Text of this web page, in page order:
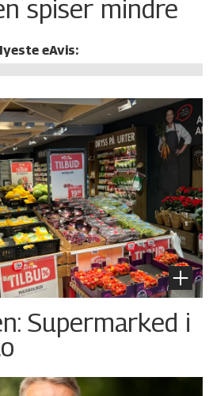
spiser mindre
eAvis:
Supermarked i